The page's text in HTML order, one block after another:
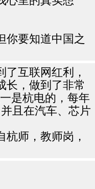
你要知道中国之
互联网红利，
长，做到了非常
是杭电的，每年
且在汽车、芯片
师，教师岗，